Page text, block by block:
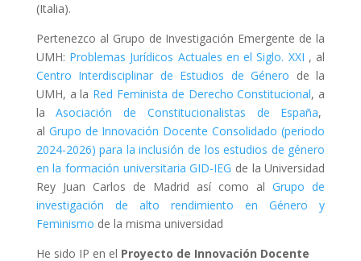
(Italia).
Pertenezco al Grupo de Investigación Emergente de la
UMH: Problemas Jurídicos Actuales en el Siglo. XXI , al
Centro Interdisciplinar de Estudios de Género de la
UMH, a la Red Feminista de Derecho Constitucional, a
laAsociación de Constitucionalistas de España,
al Grupo de Innovación Docente Consolidado (periodo
2024-2026) para la inclusión de los estudios de género
en la formación universitaria GID-IEG de la Universidad
Rey Juan Carlos de Madrid así como alGrupo de
investigación de alto rendimiento en Género y
Feminismo de la misma universidad
He sido IP en el Proyecto de Innovación Docente